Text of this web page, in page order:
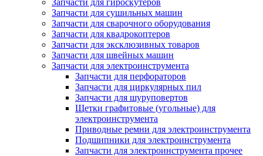
Запчасти для гироскутеров
Запчасти для сушильных машин
Запчасти для сварочного оборудования
Запчасти для квадрокоптеров
Запчасти для эксклюзивных товаров
Запчасти для швейных машин
Запчасти для электроинструмента
Запчасти для перфораторов
Запчасти для циркулярных пил
Запчасти для шуруповертов
Щетки графитовые (угольные) для
электроинструмента
Приводные ремни для электроинструмента
Подшипники для электроинструмента
Запчасти для электроинструмента прочее